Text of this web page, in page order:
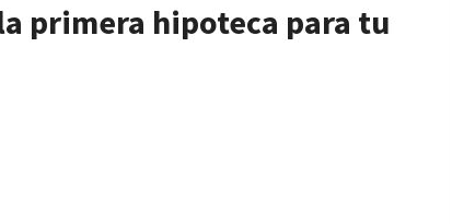
primera hipoteca para tu